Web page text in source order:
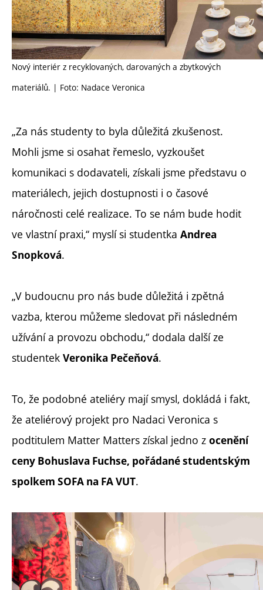
Nový interiér z recyklovaných, darovaných a zbytkových
materiálů. | Foto: Nadace Veronica
„Za nás studenty to byla důležitá zkušenost.
Mohli jsme si osahat řemeslo, vyzkoušet
komunikaci s dodavateli, získali jsme představu o
materiálech, jejich dostupnosti i o časové
náročnosti celé realizace. To se nám bude hodit
ve vlastní praxi,“ myslí si studentka Andrea
Snopková.
„V budoucnu pro nás bude důležitá i zpětná
vazba, kterou můžeme sledovat při následném
užívání a provozu obchodu,“ dodala další ze
studentek Veronika Pečeňová.
To, že podobné ateliéry mají smysl, dokládá i fakt,
že ateliérový projekt pro Nadaci Veronica s
podtitulem Matter Matters získal jedno z ocenění
ceny Bohuslava Fuchse, pořádané studentským
spolkem SOFA na FA VUT.